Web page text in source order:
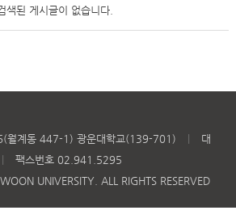
색된 게시글이 없습니다.
월계동 447-1) 광운대학교(139-701)
대
팩스번호 02.941.5295
UNIVERSITY. ALL RIGHTS RESERVED